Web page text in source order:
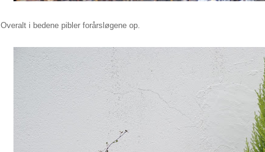
Overalt i bedene pibler forårsløgene op.